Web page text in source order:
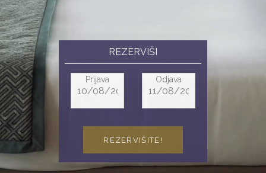
REZERVIŠI
Prijava Odjava
REZERVIŠITE!